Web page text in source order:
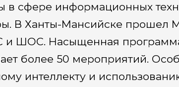
в сфере информационных
В Ханты-Мансийске прошел
и ШОС. Насыщенная программа
более 50 мероприятий.
интеллекту и